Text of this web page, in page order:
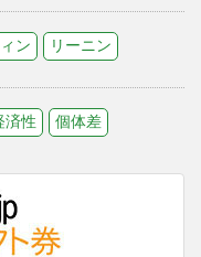
ン リーニン
済性 個体差